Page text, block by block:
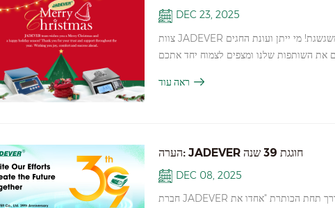
DEC 23, 2025
צוות JADEVER שולח לכם ברכות חג המולד החמות ביותר ואיחולים כנים לשנה חדשה ומשגשגת! מי ייתן ועונת החגים
את השותפות שלנו ומצפים לצמוח יחד אתכם
ראה עוד
הערה: JADEVER חוגגת 39 שנה
DEC 08, 2025
חברת JADEVER בע"מ ציינה לאחרונה 39 שנה להיווסדה, ואספה צוותים לחגוג את אבן הדרך תחת הכותרת "אחדו את